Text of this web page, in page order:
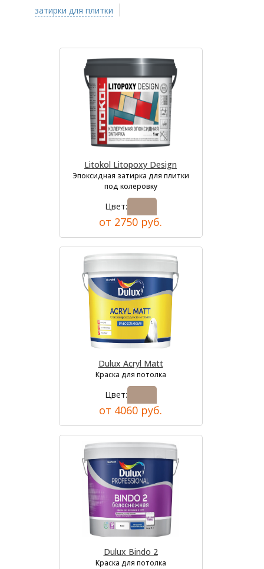
затирки для плитки
Litokol Litopoxy Design
Эпоксидная затирка для плитки
под колеровку
Цвет:
от 2750 руб.
Dulux Acryl Matt
Краска для потолка
Цвет:
от 4060 руб.
Dulux Bindo 2
Краска для потолка